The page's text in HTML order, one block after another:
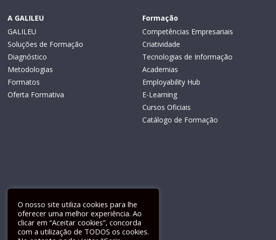
A GALILEU
GALILEU
Soluções de Formação
Diagnóstico
Metodologias
Formatos
Oferta Formativa
Formação
Competências Empresariais
Criatividade
Tecnologias de Informação
Academias
Employability Hub
E-Learning
Cursos Oficiais
Catálogo de Formação
Livro de Reclamações Electrónico
O nosso site utiliza cookies para lhe
oferecer uma melhor experiência. Ao
clicar em “Aceitar cookies”, concorda
com a utilização de TODOS os cookies.